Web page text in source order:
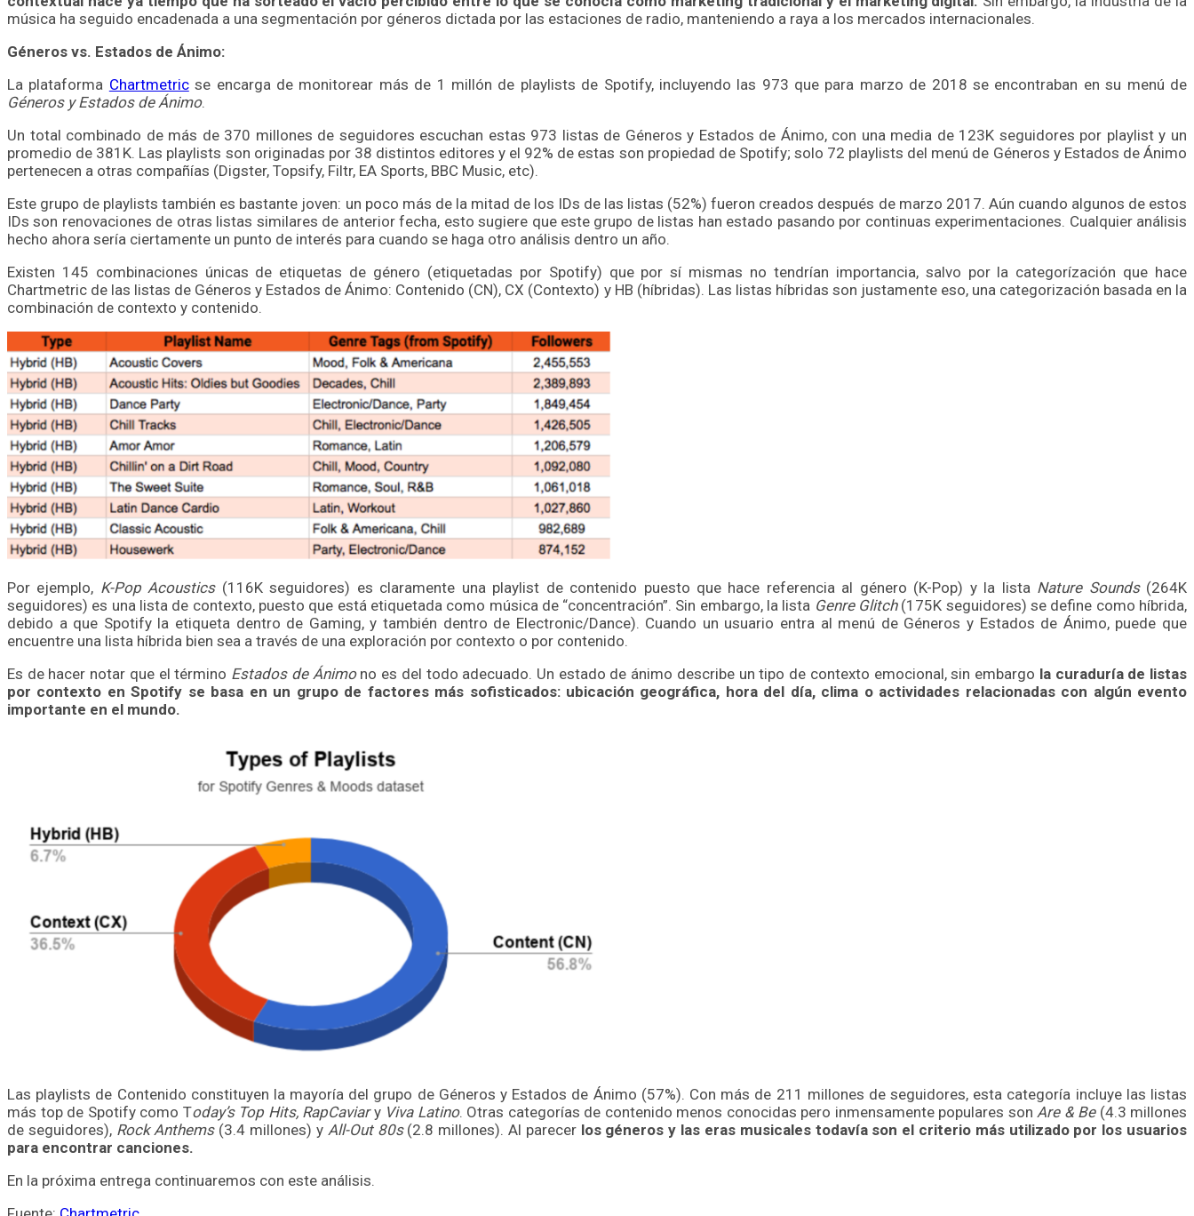
música ha seguido encadenada a una segmentación por géneros dictada por las estaciones de radio, manteniendo a raya a los mercados internacionales.
Géneros vs. Estados de Ánimo:
La plataforma Chartmetricse encarga de monitorear más de 1 millón de playlists de Spotify, incluyendo las 973 que para marzo de 2018 se encontraban en su menú de
Géneros y Estados de Ánimo.
Un total combinado de más de 370 millones de seguidores escuchan estas 973 listas de Géneros y Estados de Ánimo, con una media de 123K seguidores por playlist y un
promedio de 381K. Las playlists son originadas por 38 distintos editores y el 92% de estas son propiedad de Spotify; solo 72 playlists del menú de Géneros y Estados de Ánimo
pertenecen a otras compañías (Digster, Topsify, Filtr, EA Sports, BBC Music, etc).
Este grupo de playlists también es bastante joven: un poco más de la mitad de los IDs de las listas (52%) fueron creados después de marzo 2017. Aún cuando algunos de estos
IDs son renovaciones de otras listas similares de anterior fecha, esto sugiere que este grupo de listas han estado pasando por continuas experimentaciones. Cualquier análisis
hecho ahora sería ciertamente un punto de interés para cuando se haga otro análisis dentro un año.
Existen 145 combinaciones únicas de etiquetas de género (etiquetadas por Spotify) que por sí mismas no tendrían importancia, salvo por la categorízación que hace
Chartmetric de las listas de Géneros y Estados de Ánimo: Contenido (CN), CX (Contexto) y HB (híbridas). Las listas híbridas son justamente eso, una categorización basada en la
combinación de contexto y contenido.
Por ejemplo, K-Pop Acoustics(116K seguidores) es claramente una playlist de contenido puesto que hace referencia al género (K-Pop) y la lista Nature Sounds(264K
seguidores) es una lista de contexto, puesto que está etiquetada como música de “concentración”. Sin embargo, la lista Genre Glitch(175K seguidores) se define como híbrida,
debido a que Spotify la etiqueta dentro de Gaming, y también dentro de Electronic/Dance). Cuando un usuario entra al menú de Géneros y Estados de Ánimo, puede que
encuentre una lista híbrida bien sea a través de una exploración por contexto o por contenido.
Es de hacer notar que el término Estados de Ánimono es del todo adecuado. Un estado de ánimo describe un tipo de contexto emocional, sin embargo la curaduría de listas
por contexto en Spotify se basa en un grupo de factores más sofisticados: ubicación geográfica, hora del día, clima o actividades relacionadas con algún evento
importante en el mundo.
Las playlists de Contenido constituyen la mayoría del grupo de Géneros y Estados de Ánimo (57%). Con más de 211 millones de seguidores, esta categoría incluye las listas
más top de Spotify como Today’s Top Hits, RapCaviary Viva Latino. Otras categorías de contenido menos conocidas pero inmensamente populares son Are & Be(4.3 millones
de seguidores), Rock Anthems(3.4 millones) y All-Out 80s(2.8 millones). Al parecer los géneros y las eras musicales todavía son el criterio más utilizado por los usuarios
para encontrar canciones.
En la próxima entrega continuaremos con este análisis.